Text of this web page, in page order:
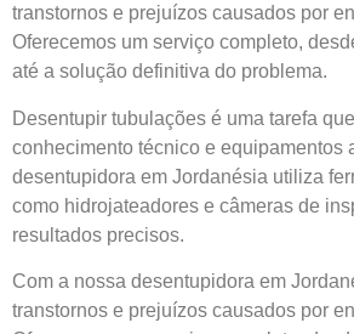
transtornos e prejuízos causados por
Oferecemos um serviço completo,
até a solução definitiva do problema.
Desentupir tubulações é uma tarefa
conhecimento técnico e equipamentos
desentupidora em Jordanésia utiliza
como hidrojateadores e câmeras de
resultados precisos.
Com a nossa desentupidora em
transtornos e prejuízos causados por